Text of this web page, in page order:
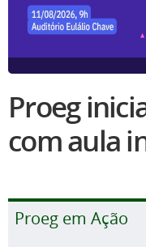
Proeg
com aula
Proeg em Ação